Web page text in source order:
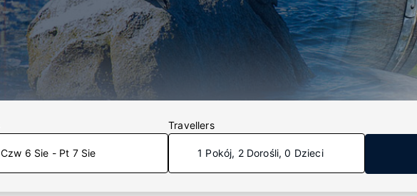
Czw 6 Sie - Pt 7 Sie
Travellers
1 Pokój, 2 Dorośli, 0 Dzieci